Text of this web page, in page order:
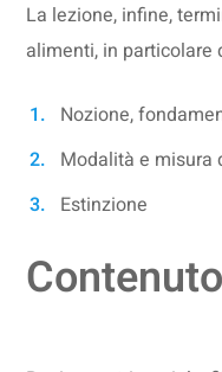
La lezione, infine,
alimenti, in particolare
Nozione,
Modalità e misura
Estinzione